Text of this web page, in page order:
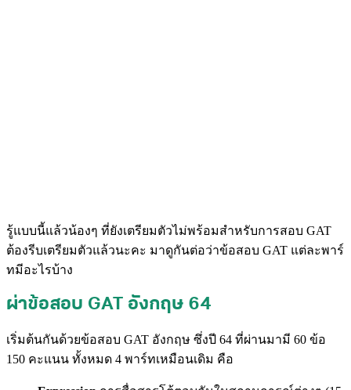
รู้แบบนี้แล้วน้องๆ ที่ยังเตรียมตัวไม่พร้อมสำหรับการสอบ GAT
ต้องรีบเตรียมตัวแล้วนะคะ มาดูกันต่อว่าข้อสอบ GAT แต่ละพาร์
ทมีอะไรบ้าง
ผ่าข้อสอบ GAT อังกฤษ 64
เริ่มต้นกันด้วยข้อสอบ GAT อังกฤษ ซึ่งปี 64 ที่ผ่านมามี 60 ข้อ
150 คะแนน ทั้งหมด 4 พาร์ทเหมือนเดิม คือ